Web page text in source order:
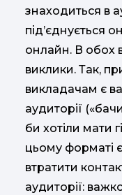
знаходиться в
під’єднується
онлайн. В обох
виклики. Так,
викладачам є
аудиторії
би хотіли мати
цьому форматі
втратити
аудиторії: